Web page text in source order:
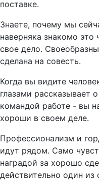
поставке.
Знаете, почему мы
наверняка знакомо это
свое дело.
сделана на совесть.
Когда вы видите
глазами рассказывает
командой работе - вы
хороши в своем деле.
Профессионализм и
идут рядом. Само
наградой за хорошо
действительно один